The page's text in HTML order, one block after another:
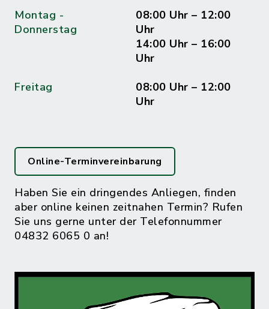
Montag -
Donnerstag
08:00 Uhr – 12:00
Uhr
14:00 Uhr – 16:00
Uhr
Freitag
08:00 Uhr – 12:00
Uhr
Online-Terminvereinbarung
Haben Sie ein dringendes Anliegen, finden
aber online keinen zeitnahen Termin? Rufen
Sie uns gerne unter der Telefonnummer
04832 6065 0 an!